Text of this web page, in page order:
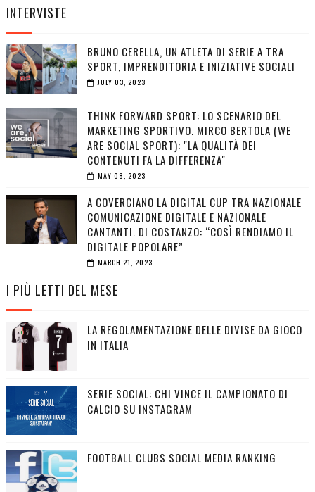
INTERVISTE
BRUNO CERELLA, UN ATLETA DI SERIE A TRA
SPORT, IMPRENDITORIA E INIZIATIVE SOCIALI
JULY 03, 2023
THINK FORWARD SPORT: LO SCENARIO DEL
MARKETING SPORTIVO. MIRCO BERTOLA (WE
ARE SOCIAL SPORT): "LA QUALITÀ DEI
CONTENUTI FA LA DIFFERENZA"
MAY 08, 2023
A COVERCIANO LA DIGITAL CUP TRA NAZIONALE
COMUNICAZIONE DIGITALE E NAZIONALE
CANTANTI. DI COSTANZO: “COSÌ RENDIAMO IL
DIGITALE POPOLARE”
MARCH 21, 2023
I PIÙ LETTI DEL MESE
LA REGOLAMENTAZIONE DELLE DIVISE DA GIOCO
IN ITALIA
SERIE SOCIAL: CHI VINCE IL CAMPIONATO DI
CALCIO SU INSTAGRAM
FOOTBALL CLUBS SOCIAL MEDIA RANKING